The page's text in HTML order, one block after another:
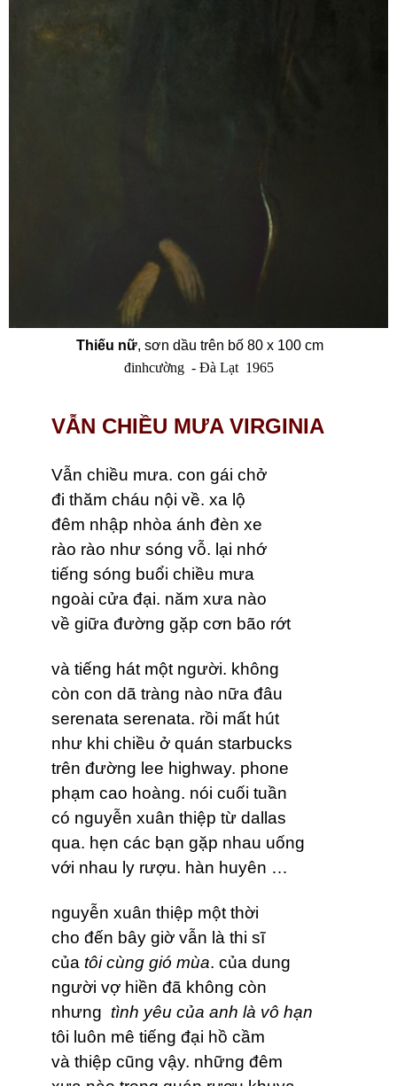
Thiếu nữ,sơn dầu trên bố 80 x 100 cm
đinhcường - Đà Lạt 1965
VẪN CHIỀU MƯA VIRGINIA
Vẫn chiều mưa. con gái chở
đi thăm cháu nội về. xa lộ
đêm nhập nhòa ánh đèn xe
rào rào như sóng vỗ. lại nhớ
tiếng sóng buổi chiều mưa
ngoài cửa đại. năm xưa nào
về giữa đường gặp cơn bão rớt
và tiếng hát một người. không
còn con dã tràng nào nữa đâu
serenata serenata. rồi mất hút
như khi chiều ở quán starbucks
trên đường lee highway. phone
phạm cao hoàng. nói cuối tuần
có nguyễn xuân thiệp từ dallas
qua. hẹn các bạn gặp nhau uống
với nhau ly rượu. hàn huyên …
nguyễn xuân thiệp một thời
cho đến bây giờ vẫn là thi sĩ
của tôi cùng gió mùa. của dung
người vợ hiền đã không còn
nhưng tình yêu của anh là vô hạn
tôi luôn mê tiếng đại hồ cầm
và thiệp cũng vậy. những đêm